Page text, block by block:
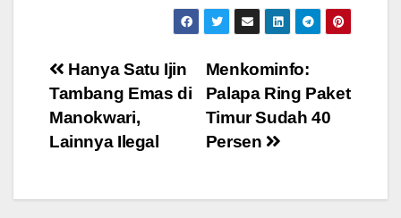
Post
navigation
Menkominfo:
Palapa Ring Paket
Timur Sudah 40
Persen
Hanya Satu Ijin
Tambang Emas di
Manokwari,
Lainnya Ilegal